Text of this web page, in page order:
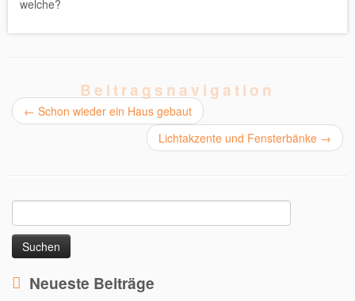
welche?
Beitragsnavigation
← Schon wieder ein Haus gebaut
Lichtakzente und Fensterbänke →
nach:
Neueste Beiträge